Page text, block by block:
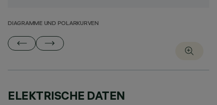
DIAGRAMME UND POLARKURVEN
ELEKTRISCHE DATEN